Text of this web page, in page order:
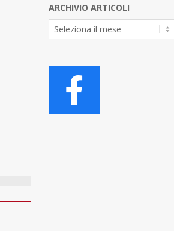
ARCHIVIO ARTICOLI
Archivio
Articoli